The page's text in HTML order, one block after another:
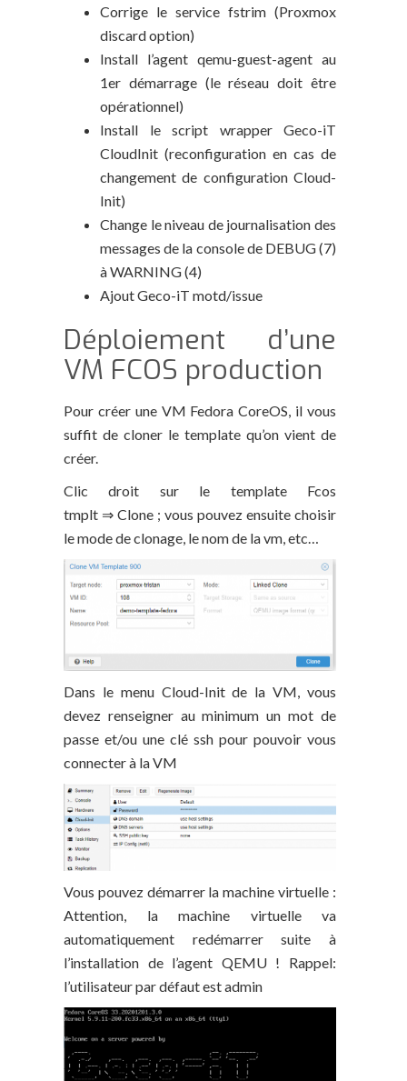
Corrige le service fstrim (Proxmox
discard option)
Install l’agent qemu-guest-agent au
1er démarrage (le réseau doit être
opérationnel)
Install le script wrapper Geco-iT
CloudInit (reconfiguration en cas de
changement de configuration Cloud-
Init)
Change le niveau de journalisation des
messages de la console de DEBUG (7)
à WARNING (4)
Ajout Geco-iT motd/issue
Déploiement d’une
VM FCOS production
Pour créer une VM Fedora CoreOS, il vous
suffit de cloner le template qu’on vient de
créer.
Clic droit sur le template Fcos
tmplt ⇒ Clone ; vous pouvez ensuite choisir
le mode de clonage, le nom de la vm, etc…
Dans le menu Cloud-Init de la VM, vous
devez renseigner au minimum un mot de
passe et/ou une clé ssh pour pouvoir vous
connecter à la VM
Vous pouvez démarrer la machine virtuelle :
Attention, la machine virtuelle va
automatiquement redémarrer suite à
l’installation de l’agent QEMU ! Rappel:
l’utilisateur par défaut est admin